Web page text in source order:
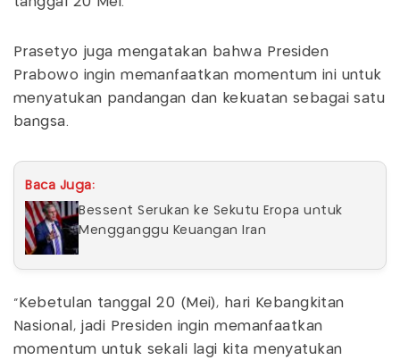
Prasetyo juga mengatakan bahwa Presiden
Prabowo ingin memanfaatkan momentum ini untuk
menyatukan pandangan dan kekuatan sebagai satu
bangsa.
Baca Juga:
Bessent Serukan ke Sekutu Eropa untuk
Mengganggu Keuangan Iran
"Kebetulan tanggal 20 (Mei), hari Kebangkitan
Nasional, jadi Presiden ingin memanfaatkan
momentum untuk sekali lagi kita menyatukan